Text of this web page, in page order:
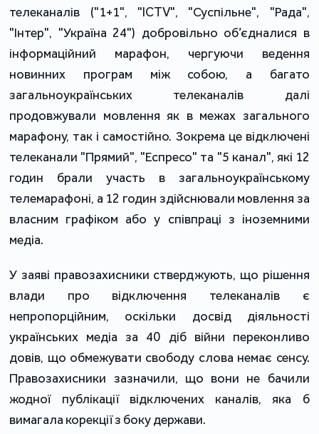
телеканалів ("1+1", "ICTV", "Суспільне", "Рада",
"Інтер", "Україна 24") добровільно об’єдналися в
інформаційний марафон, чергуючи ведення
новинних програм між собою, а багато
загальноукраїнських телеканалів далі
продовжували мовлення як в межах загального
марафону, так і самостійно. Зокрема це відключені
телеканали "Прямий", "Еспресо" та "5 канал", які 12
годин брали участь в загальноукраїнському
телемарафоні, а 12 годин здійснювали мовлення за
власним графіком або у співпраці з іноземними
медіа.
У заяві правозахисники стверджують, що рішення
влади про відключення телеканалів є
непропорційним, оскільки досвід діяльності
українських медіа за 40 діб війни переконливо
довів, що обмежувати свободу слова немає сенсу.
Правозахисники зазначили, що вони не бачили
жодної публікації відключених каналів, яка б
вимагала корекції з боку держави.